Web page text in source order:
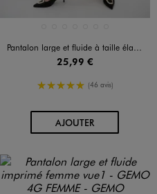
Pantalon large et fluide à taille élastiquée et liens à nouer femme
25,99 €
5/5 de moyenne
(46 avis)
AJOUTERAU PANIER